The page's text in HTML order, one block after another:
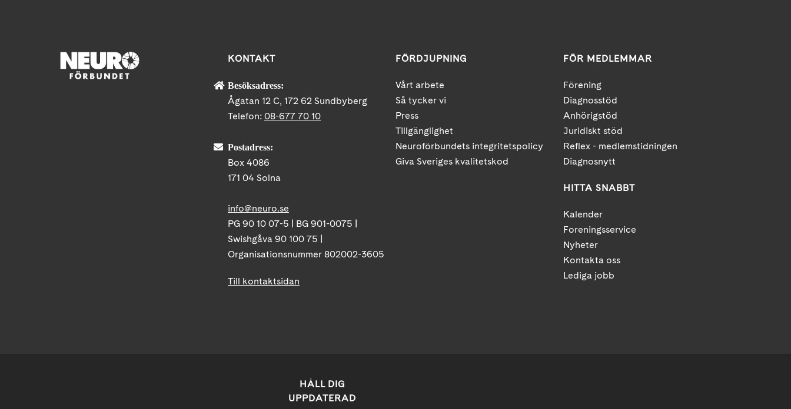
KONTAKT
Besöksadress:
Ågatan 12 C, 172 62 Sundbyberg
Telefon: 08-677 70 10
Postadress:
Box 4086
171 04 Solna
info@neuro.se
PG 90 10 07-5 | BG 901-0075 |
Swishgåva 90 100 75 |
Organisationsnummer 802002-3605
Till kontaktsidan
FÖRDJUPNING
Vårt arbete
Så tycker vi
Press
Tillgänglighet
Neuroförbundets integritetspolicy
Giva Sveriges kvalitetskod
FÖR MEDLEMMAR
Förening
Diagnosstöd
Anhörigstöd
Juridiskt stöd
Reflex - medlemstidningen
Diagnosnytt
HITTA SNABBT
Kalender
Foreningsservice
Nyheter
Kontakta oss
Lediga jobb
HÅLL DIG
UPPDATERAD